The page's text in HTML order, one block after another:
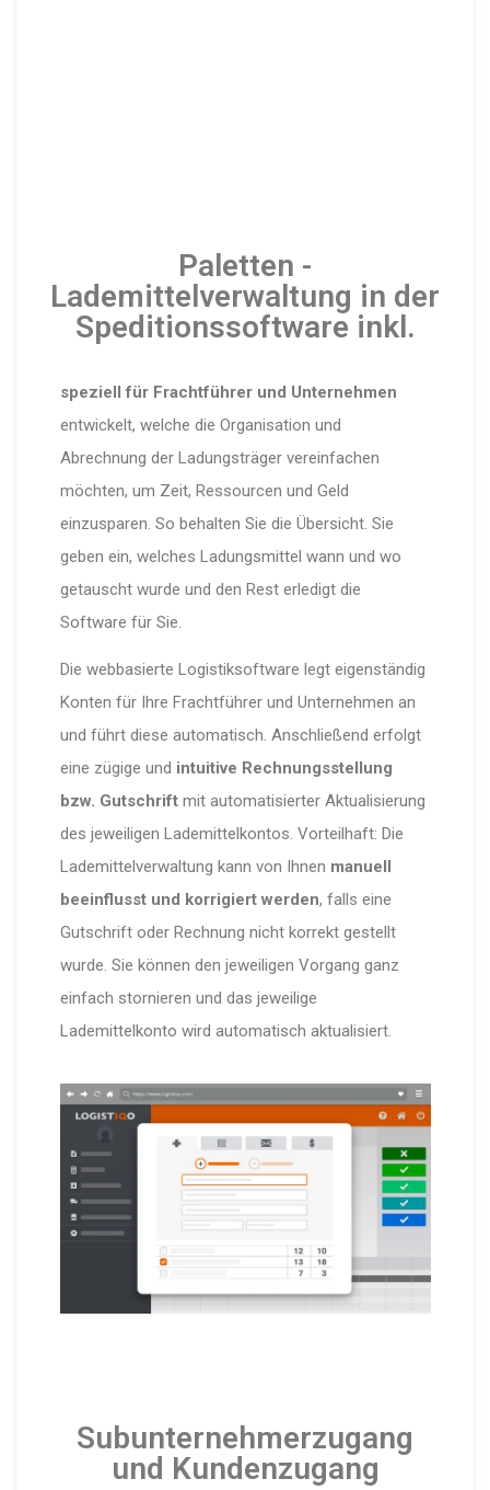
Paletten -
Lademittelverwaltung in der
Speditionssoftware inkl.
speziell für Frachtführer und Unternehmen
entwickelt, welche die Organisation und
Abrechnung der Ladungsträger vereinfachen
möchten, um Zeit, Ressourcen und Geld
einzusparen. So behalten Sie die Übersicht. Sie
geben ein, welches Ladungsmittel wann und wo
getauscht wurde und den Rest erledigt die
Software für Sie.
Die webbasierte Logistiksoftware legt eigenständig
Konten für Ihre Frachtführer und Unternehmen an
und führt diese automatisch. Anschließend erfolgt
eine zügige und intuitive Rechnungsstellung
bzw. Gutschriftmit automatisierter Aktualisierung
des jeweiligen Lademittelkontos. Vorteilhaft: Die
Lademittelverwaltung kann von Ihnen manuell
beeinflusst und korrigiert werden, falls eine
Gutschrift oder Rechnung nicht korrekt gestellt
wurde. Sie können den jeweiligen Vorgang ganz
einfach stornieren und das jeweilige
Lademittelkonto wird automatisch aktualisiert.
Subunternehmerzugang
und Kundenzugang